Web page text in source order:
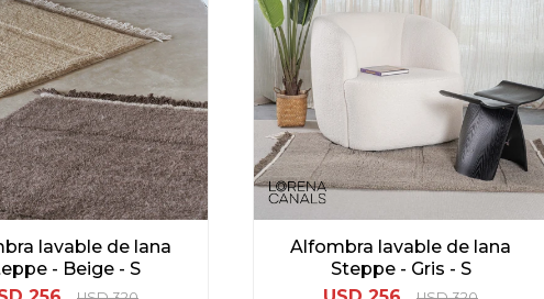
lavable de lana
- Beige - S
Alfombra lavable de lana
Steppe - Gris - S